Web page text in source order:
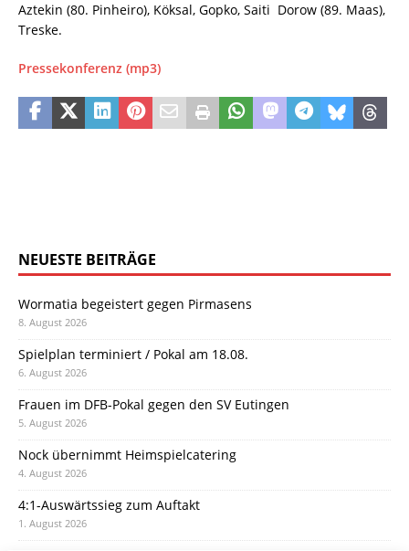
Aztekin (80. Pinheiro), Köksal, Gopko, Saiti  Dorow (89. Maas),
Treske.
Pressekonferenz (mp3)
NEUESTE BEITRÄGE
Wormatia begeistert gegen Pirmasens
8. August 2026
Spielplan terminiert / Pokal am 18.08.
6. August 2026
Frauen im DFB-Pokal gegen den SV Eutingen
5. August 2026
Nock übernimmt Heimspielcatering
4. August 2026
4:1-Auswärtssieg zum Auftakt
1. August 2026